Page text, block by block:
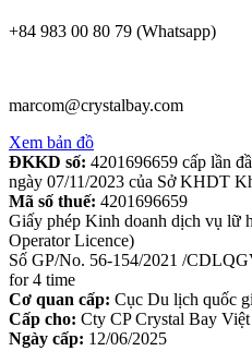
+84 983 00 80 79 (Whatsapp)
marcom@crystalbay.com
Xem bản đồ
ĐKKD số: 4201696659 cấp lần
ngày 07/11/2023 của Sở KHDT
Mã số thuế: 4201696659
Giấy phép Kinh doanh dịch vụ lữ
Operator Licence)
Số GP/No. 56-154/2021 /
for 4 time
Cơ quan cấp: Cục Du lịch quốc
Cấp cho: Cty CP Crystal Bay
Ngày cấp: 12/06/2025